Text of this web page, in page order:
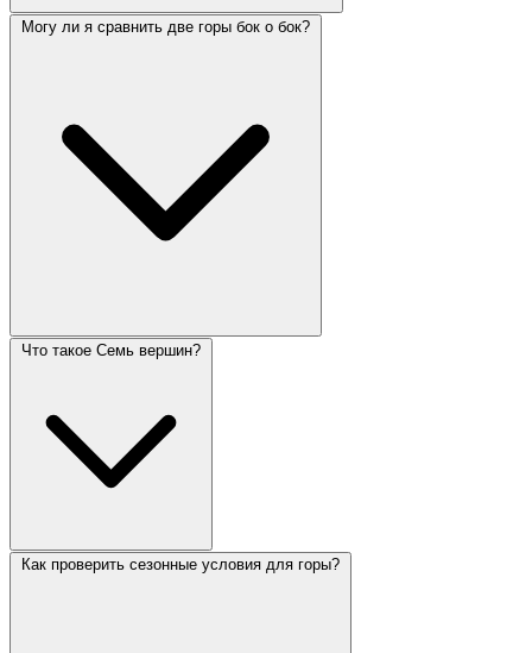
Могу ли я сравнить две горы бок о бок?
Что такое Семь вершин?
Как проверить сезонные условия для горы?